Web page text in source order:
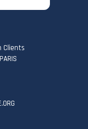
Clients